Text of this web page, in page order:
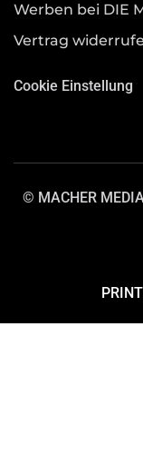
Werben bei DIE
Vertrag
Cookie Einstellung
© MACHER
PRINT